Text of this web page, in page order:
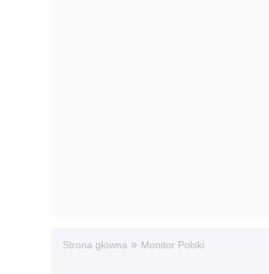
Strona główna » Monitor Polski